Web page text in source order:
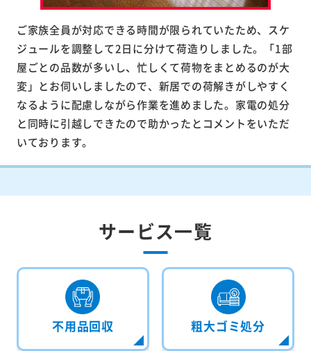
ご家族全員が対応できる時間が限られていたため、スケ
ジュールを調整して2日に分けて荷造りしました。「1部
屋ごとの品数が多いし、忙しくて荷物をまとめるのが大
変」とお伺いしましたので、新居での荷解きがしやすく
なるように配慮しながら作業を進めました。家電の処分
と同時に引越しできたので助かったとコメントをいただ
いております。
サービス一覧
不用品回収 粗大ゴミ処分